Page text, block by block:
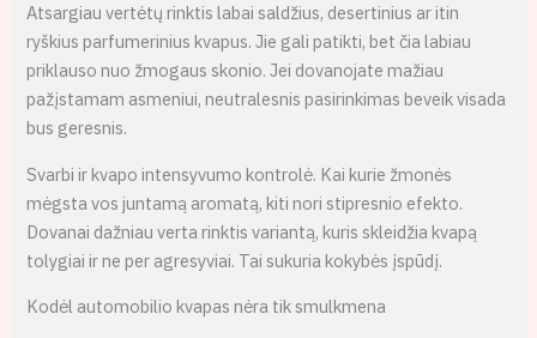
Atsargiau vertėtų rinktis labai saldžius, desertinius ar itin
ryškius parfumerinius kvapus. Jie gali patikti, bet čia labiau
priklauso nuo žmogaus skonio. Jei dovanojate mažiau
pažįstamam asmeniui, neutralesnis pasirinkimas beveik visada
bus geresnis.
Svarbi ir kvapo intensyvumo kontrolė. Kai kurie žmonės
mėgsta vos juntamą aromatą, kiti nori stipresnio efekto.
Dovanai dažniau verta rinktis variantą, kuris skleidžia kvapą
tolygiai ir ne per agresyviai. Tai sukuria kokybės įspūdį.
Kodėl automobilio kvapas nėra tik smulkmena